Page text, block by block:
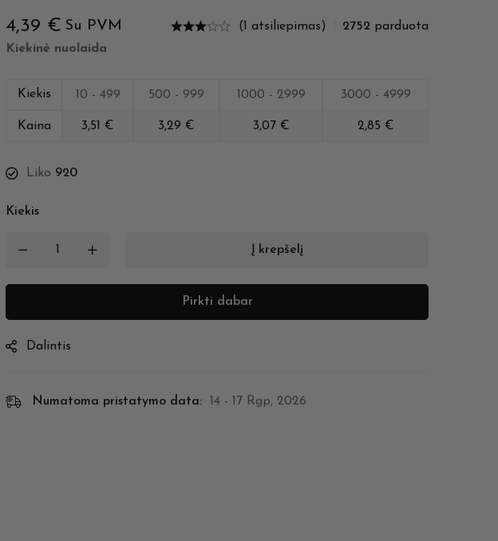
4,39 € Su PVM (1 atsiliepimas) 2752 parduota
Kiekinė nuolaida
Kiekis 10 - 499 500 - 999 1000 - 2999 3000 - 4999
Kaina 3,51 € 3,29 € 3,07 € 2,85 €
Liko 920
Kiekis
Į krepšelį
Pirkti dabar
Dalintis
Numatoma pristatymo data: 14 - 17 Rgp, 2026